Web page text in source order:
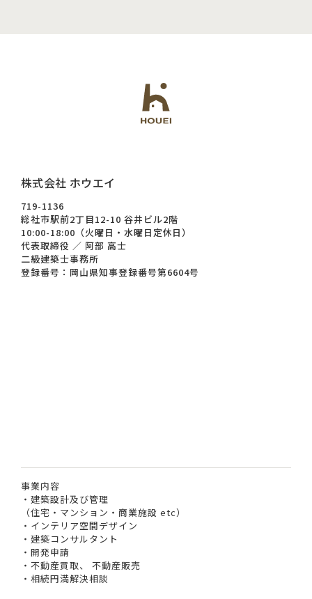
株式会社 ホウエイ
719-1136
総社市駅前2丁目12-10 谷井ビル2階
10:00-18:00（火曜日・水曜日定休日）
代表取締役 ／ 阿部 高士
二級建築士事務所
登録番号：岡山県知事登録番号第6604号
事業内容
・建築設計及び管理
（住宅・マンション・商業施設 etc）
・インテリア空間デザイン
・建築コンサルタント
・開発申請
・不動産買取、 不動産販売
・相続円満解決相談